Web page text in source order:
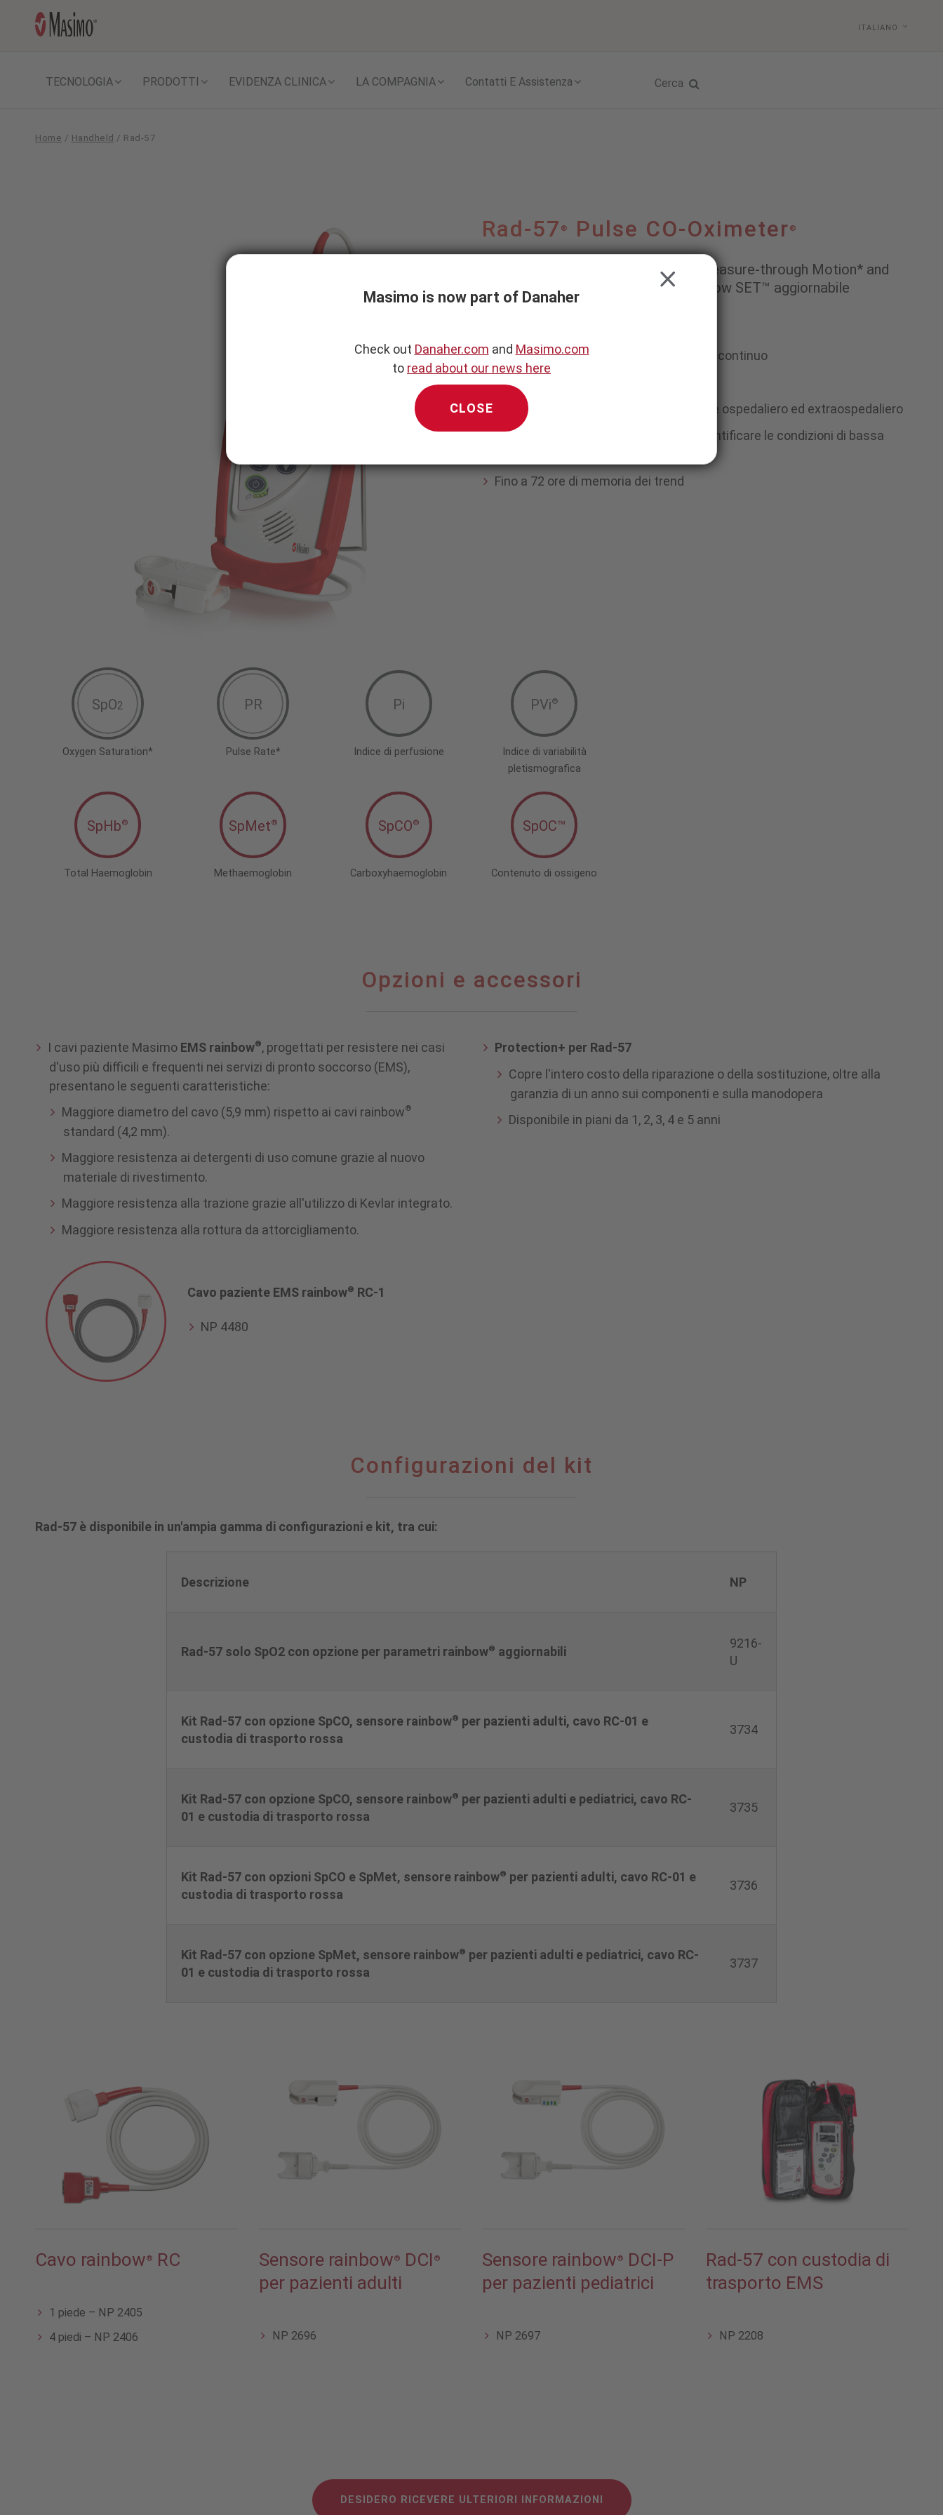
ITALIANO
TECNOLOGIA PRODOTTI EVIDENZA CLINICA LA COMPAGNIA Contatti E Assistenza Cerca
Home / Handheld / Rad-57
Rad-57 ® Pulse CO-Oximeter ®
Con pulsossimetria Masimo SET
Measure-through Motion* and
Low Perfusion™ con tecnologia rainbow SET™ aggiornabile
Dispositivo portatile per il monitoraggio continuo
Facile e veloce da usare
Robusto e leggero, ideale per l'ambiente ospedaliero ed extraospedaliero
Indicatore Low Signal I.Q.
(SIQ) per identificare le condizioni di bassa
Fino a 72 ore di memoria dei trend
SpO2
Oxygen Saturation*
PR
Pulse Rate*
Pi
Indice di perfusione
PVi®
Indice di variabilità
pletismografica
SpHb®
Total Haemoglobin
SpMet®
Methaemoglobin
SpCO®
Carboxyhaemoglobin
SpOC™
Contenuto di ossigeno
e
accessori
Opzioni e accessori
I cavi paziente Masimo EMS rainbow®, progettati per resistere nei casi
d'uso più difficili e frequenti nei servizi di pronto soccorso (EMS),
presentano le seguenti caratteristiche:
Maggiore diametro del cavo (5,9 mm) rispetto ai cavi rainbow®
standard (4,2 mm).
Maggiore resistenza ai detergenti di uso comune grazie al nuovo
materiale di rivestimento.
Maggiore resistenza alla trazione grazie all'utilizzo di Kevlar integrato.
Maggiore resistenza alla rottura da attorcigliamento.
Cavo paziente EMS rainbow® RC-1
NP 4480
Protection+ per Rad-57
Copre l'intero costo della riparazione o della sostituzione, oltre alla
garanzia di un anno sui componenti e sulla manodopera
Disponibile in piani da 1, 2, 3, 4 e 5 anni
del
Configurazioni del kit
Rad-57 è disponibile in un'ampia gamma di configurazioni e kit, tra cui:
Descrizione NP
Rad-57 solo SpO2 con opzione per parametri rainbow® aggiornabili
9216-
U
Kit Rad-57 con opzione SpCO, sensore rainbow® per pazienti adulti, cavo RC-01 e
custodia di trasporto rossa
3734
Kit Rad-57 con opzione SpCO, sensore rainbow® per pazienti adulti e pediatrici, cavo RC-
01 e custodia di trasporto rossa
3735
Kit Rad-57 con opzioni SpCO e SpMet, sensore rainbow® per pazienti adulti, cavo RC-01 e
custodia di trasporto rossa
3736
Kit Rad-57 con opzione SpMet, sensore rainbow® per pazienti adulti e pediatrici, cavo RC-
01 e custodia di trasporto rossa
3737
Cavo rainbow® RC
1 piede – NP 2405
4 piedi – NP 2406
Sensore rainbow® DCI ®
per pazienti adulti
NP 2696
Sensore rainbow®
DCI-P
per pazienti pediatrici
NP 2697
Rad-57 con custodia di
trasporto EMS
NP 2208
DESIDERO RICEVERE ULTERIORI INFORMAZIONI
Masimo is now part of Danaher
CLOSE
Check out Danaher.com and Masimo.com
to read about our news here
CLOSE